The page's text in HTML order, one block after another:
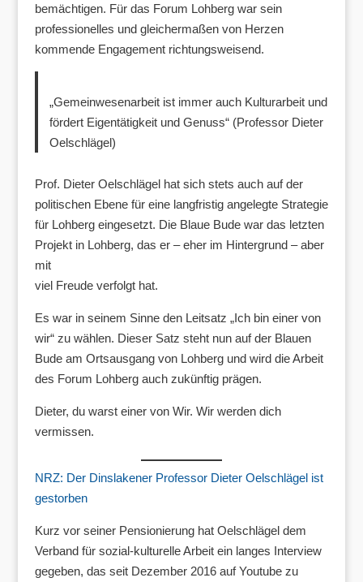
bemächtigen. Für das Forum Lohberg war sein
professionelles und gleichermaßen von Herzen
kommende Engagement richtungsweisend.
„Gemeinwesenarbeit ist immer auch Kulturarbeit und
fördert Eigentätigkeit und Genuss“ (Professor Dieter
Oelschlägel)
Prof. Dieter Oelschlägel hat sich stets auch auf der
politischen Ebene für eine langfristig angelegte Strategie
für Lohberg eingesetzt. Die Blaue Bude war das letzten
Projekt in Lohberg, das er – eher im Hintergrund – aber
mit
viel Freude verfolgt hat.
Es war in seinem Sinne den Leitsatz „Ich bin einer von
wir“ zu wählen. Dieser Satz steht nun auf der Blauen
Bude am Ortsausgang von Lohberg und wird die Arbeit
des Forum Lohberg auch zukünftig prägen.
Dieter, du warst einer von Wir. Wir werden dich
vermissen.
NRZ: Der Dinslakener Professor Dieter Oelschlägel ist
gestorben
Kurz vor seiner Pensionierung hat Oelschlägel dem
Verband für sozial-kulturelle Arbeit ein langes Interview
gegeben, das seit Dezember 2016 auf Youtube zu